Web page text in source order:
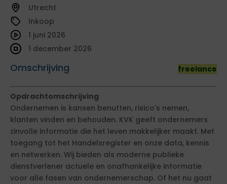
Utrecht
Inkoop
Omschrijving freelance
1 juni 2026
1 december 2026
Opdrachtomschrijving
Ondernemen is kansen benutten, risico's nemen,
klanten vinden en behouden. KVK geeft ondernemers
zinvolle informatie die het leven makkelijker maakt. Met
toegang tot het Handelsregister en onze data, kennis
en netwerken. Wij bieden als moderne publieke
dienstverlener actuele en onafhankelijke informatie
voor alle fasen van ondernemerschap. Of het nu gaat